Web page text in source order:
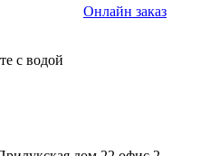
Онлайн заказ
с водой